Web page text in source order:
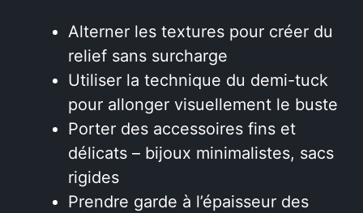
Alterner les textures pour créer du
relief sans surcharge
Utiliser la technique du demi-tuck
pour allonger visuellement le buste
Porter des accessoires fins et
délicats – bijoux minimalistes, sacs
rigides
Prendre garde à l’épaisseur des